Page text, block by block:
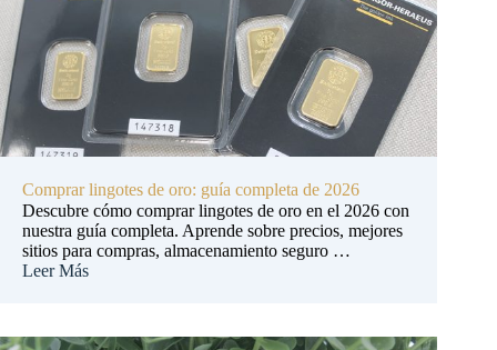
Comprar lingotes de oro: guía completa de 2026
Descubre cómo comprar lingotes de oro en el 2026 con
nuestra guía completa. Aprende sobre precios, mejores
sitios para compras, almacenamiento seguro …
Leer Más